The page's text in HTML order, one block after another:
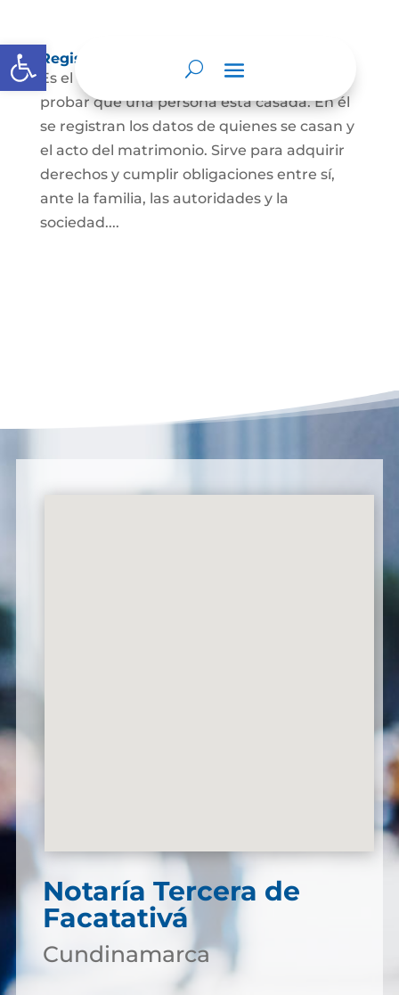
Abrir barra de herramientas
Registro Civil de Matrimonio
Es el documento público necesario para
probar que una persona está casada. En él
se registran los datos de quienes se casan y
el acto del matrimonio. Sirve para adquirir
derechos y cumplir obligaciones entre sí,
ante la familia, las autoridades y la
sociedad....
Notaría Tercera de
Facatativá
Cundinamarca